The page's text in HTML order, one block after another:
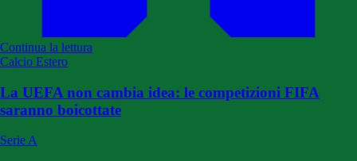
Continua la lettura
Calcio Estero
La UEFA non cambia idea: le competizioni FIFA
saranno boicottate
Serie A